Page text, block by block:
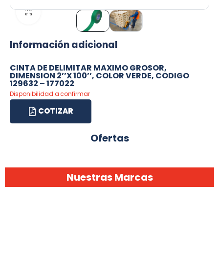
Información adicional
CINTA DE DELIMITAR MAXIMO GROSOR,
DIMENSION 2’’X 100’’, COLOR VERDE, CODIGO
129632 – 177022
Disponibilidad a confirmar
COTIZAR
Ofertas
Nuestras Marcas